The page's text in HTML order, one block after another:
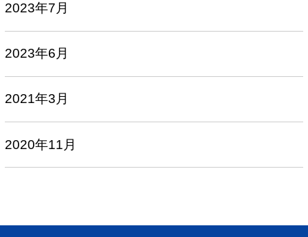
2023年7月
2023年6月
2021年3月
2020年11月